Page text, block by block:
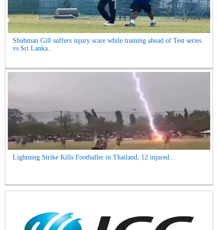
Shubman Gill suffers injury scare while training ahead of Test series
vs Sri Lanka...
Lightning Strike Kills Footballer in Thailand, 12 injured...